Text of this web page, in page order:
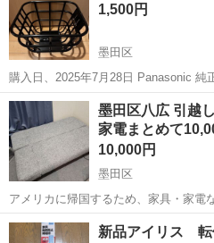
・使用感あります ...1,500円
墨田区
購入日、2025年7月28日 Panasonic
に来て下さる方、限定でお願いします。 縦長で台形です。 写真に
できなかったのですが、前カゴバッ
あるので、...
東京 墨田区 その他 カゴ
墨田区八広 引越
家電まとめて
10,000円
墨田区
アメリカに帰国するため、家具・家電
てくれる方を探しています。 すべて
で、どれもきれいに使っています。
東京 墨田区 その他 ニトリ
新品アイリス 転